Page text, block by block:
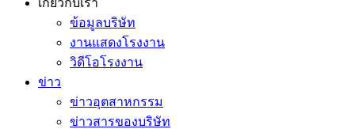
เกี่ยวกับเรา
ข้อมูลบริษัท
งานแสดงโรงงาน
วิดีโอโรงงาน
ข่าว
ข่าวอุตสาหกรรม
ข่าวสารของบริษัท